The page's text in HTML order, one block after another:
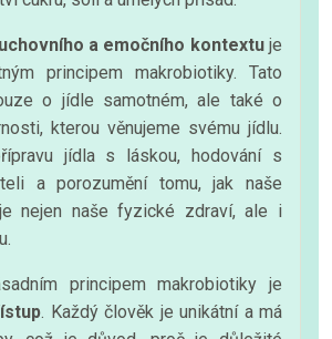
a emočního kontextuje
principem makrobiotiky. Tato
o jídle samotném, ale také o
kterou věnujeme svému jídlu.
jídla s láskou, hodování s
a porozumění tomu, jak naše
nejen naše fyzické zdraví, ale i
principem makrobiotiky je
. Každý člověk je unikátní a má